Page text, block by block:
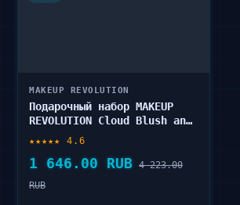
MAKEUP REVOLUTION
Подарочный набор MAKEUP
REVOLUTION Cloud Blush and
Glow Highlight Gift Set 6
★★★★★ 4.6
1 646.00 RUB 4 223.00
RUB